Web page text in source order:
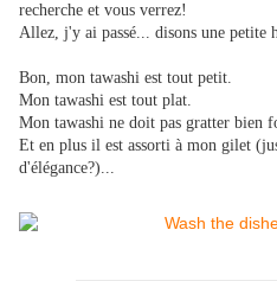
recherche et vous verrez!
Allez, j'y ai passé... disons une petite
Bon, mon tawashi est tout petit.
Mon tawashi est tout plat.
Mon tawashi ne doit pas gratter bien
Et en plus il est assorti à mon gilet
d'élégance?)...